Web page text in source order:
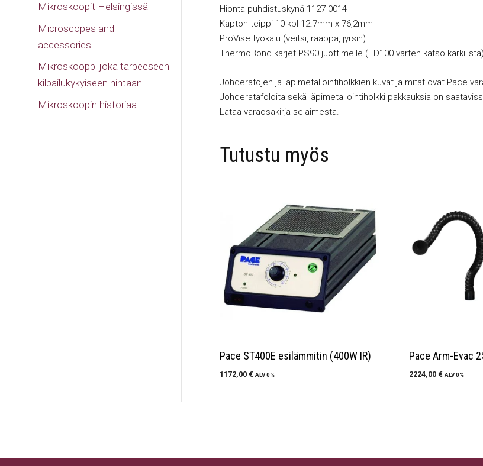
Hionta puhdistuskynä 1127-0014
Kapton teippi 10 kpl 12.7mm x 76,2mm
ProVise työkalu (veitsi, raappa, jyrsin)
ThermoBond kärjet PS90 juottimelle (TD100 varten katso kärkilista)
Johderatojen ja läpimetallointiholkkien kuvat ja mitat ovat Pace
Johderatafoloita sekä läpimetallointiholkki pakkauksia on
Lataa varaosakirja selaimesta.
Tutustu myös
Pace ST400E esilämmitin (400W IR)
1172,00 € ALV 0%
Pace Arm-Evac
2224,00 € ALV 0%
Mikroskoopit Helsingissä
Microscopes and
accessories
Mikroskooppi joka tarpeeseen
kilpailukykyiseen hintaan!
Mikroskoopin historiaa